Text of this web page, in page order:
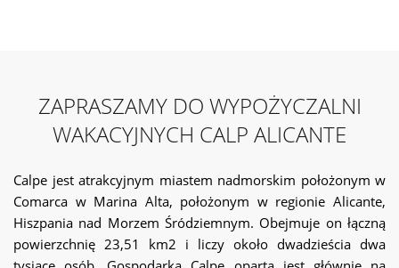
ZAPRASZAMY DO WYPOŻYCZALNI
WAKACYJNYCH CALP ALICANTE
Calpe jest atrakcyjnym miastem nadmorskim położonym w
Comarca w Marina Alta, położonym w regionie Alicante,
Hiszpania nad Morzem Śródziemnym. Obejmuje on łączną
powierzchnię 23,51 km2 i liczy około dwadzieścia dwa